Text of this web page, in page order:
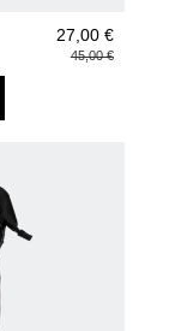
27,00 €
45,00 €